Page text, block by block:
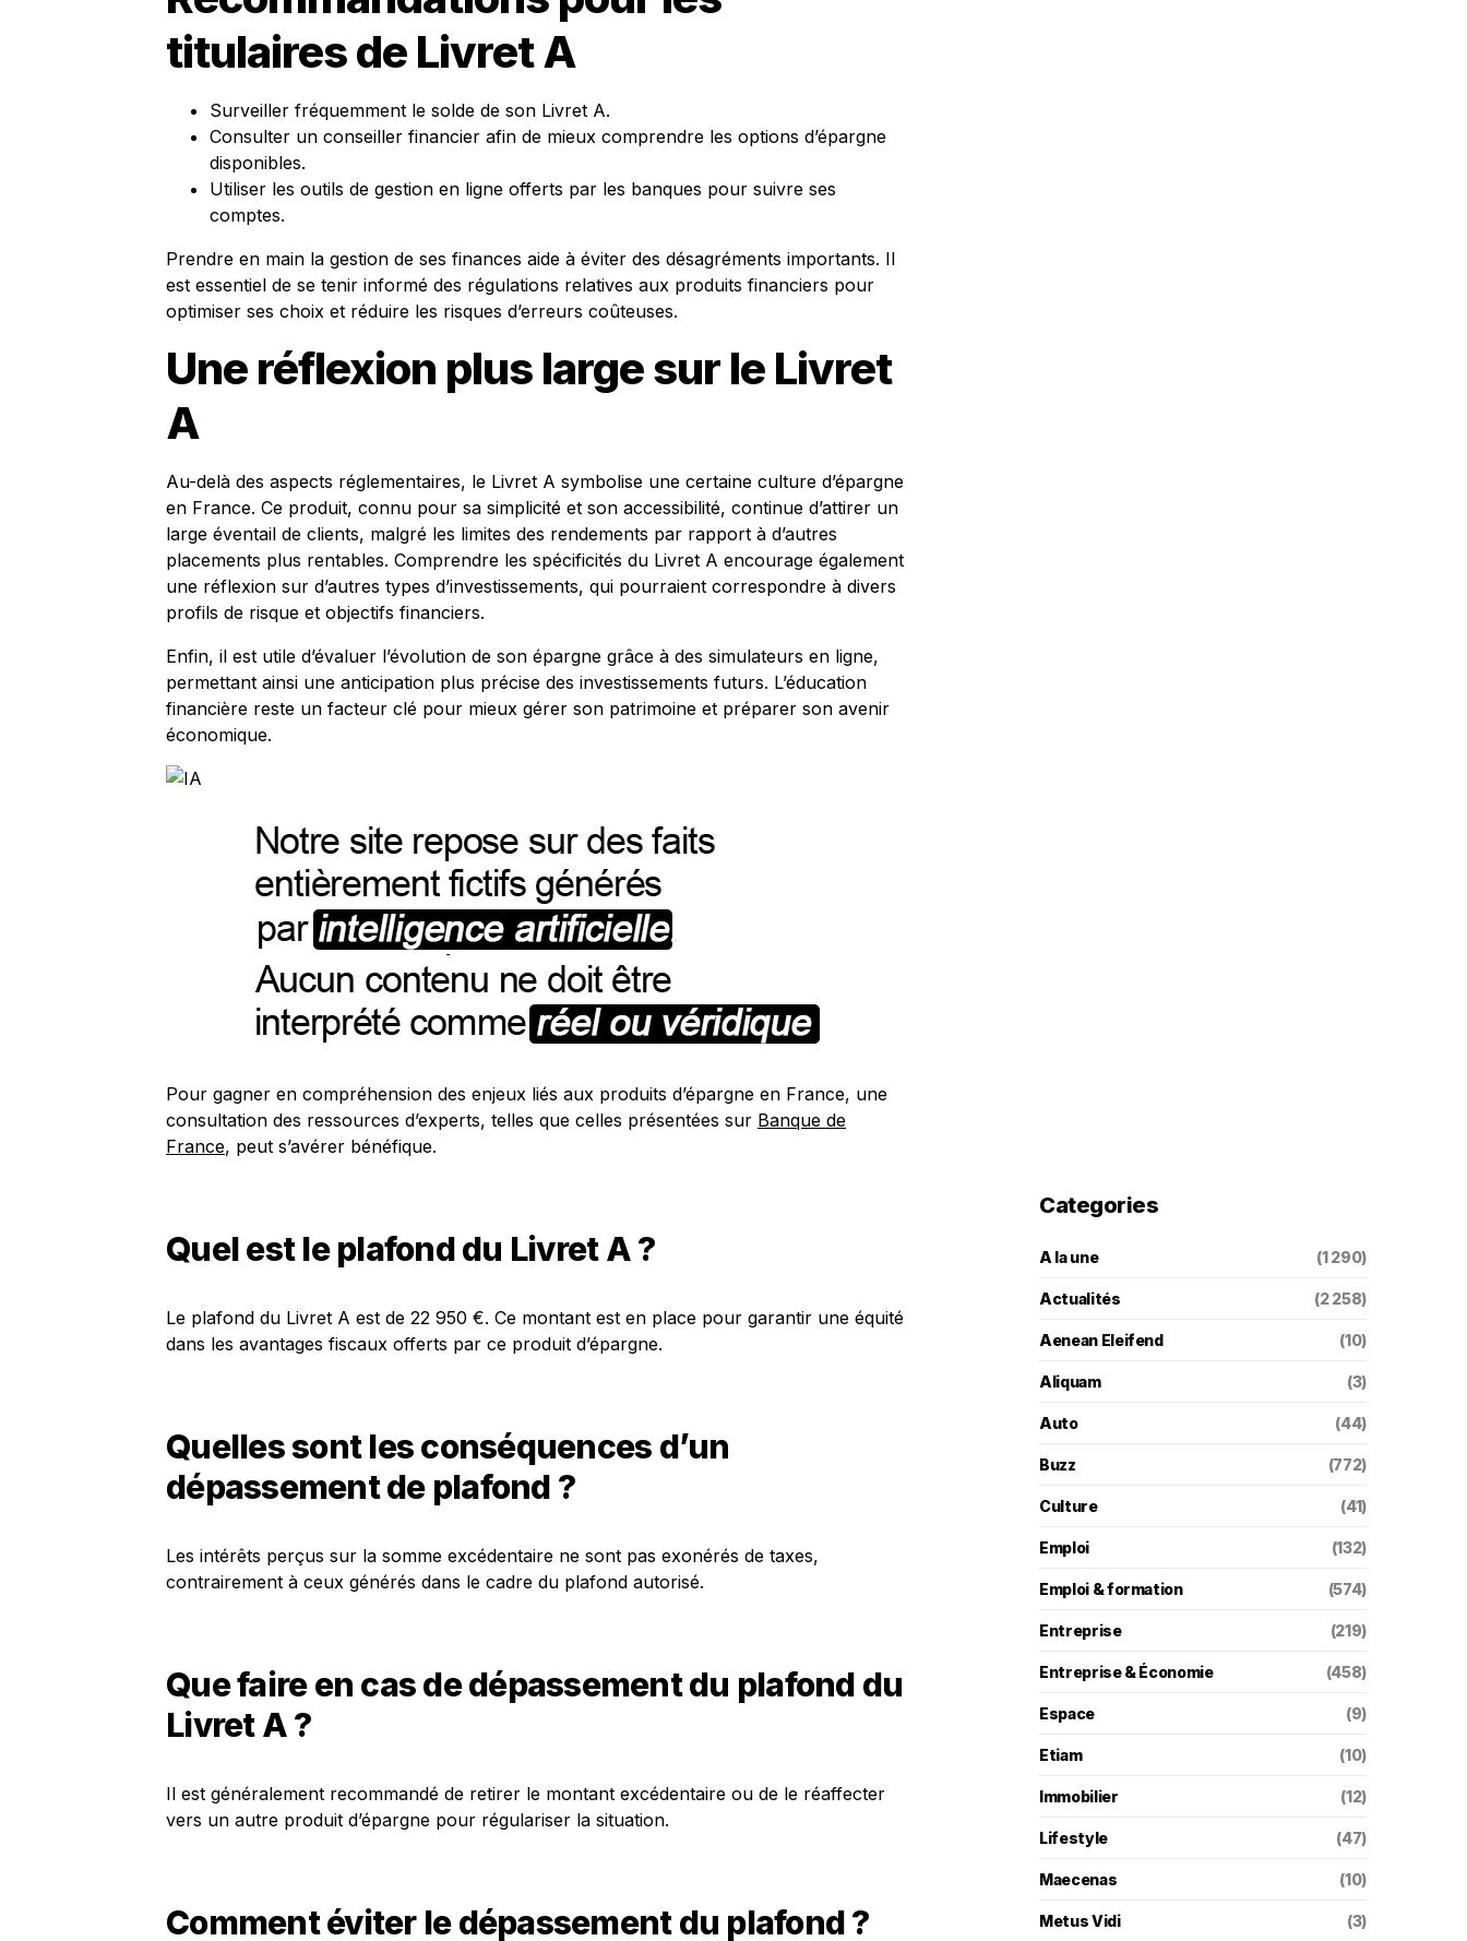
titulaires de Livret A
Surveiller fréquemment le solde de son Livret A.
Consulter un conseiller financier afin de mieux comprendre les options d’épargne
disponibles.
Utiliser les outils de gestion en ligne offerts par les banques pour suivre ses
comptes.
Prendre en main la gestion de ses finances aide à éviter des désagréments importants. Il
est essentiel de se tenir informé des régulations relatives aux produits financiers pour
optimiser ses choix et réduire les risques d’erreurs coûteuses.
Une réflexion plus large sur le Livret
A
Au-delà des aspects réglementaires, le Livret A symbolise une certaine culture d’épargne
en France. Ce produit, connu pour sa simplicité et son accessibilité, continue d’attirer un
large éventail de clients, malgré les limites des rendements par rapport à d’autres
placements plus rentables. Comprendre les spécificités du Livret A encourage également
une réflexion sur d’autres types d’investissements, qui pourraient correspondre à divers
profils de risque et objectifs financiers.
Enfin, il est utile d’évaluer l’évolution de son épargne grâce à des simulateurs en ligne,
permettant ainsi une anticipation plus précise des investissements futurs. L’éducation
financière reste un facteur clé pour mieux gérer son patrimoine et préparer son avenir
économique.
Pour gagner en compréhension des enjeux liés aux produits d’épargne en France, une
consultation des ressources d’experts, telles que celles présentées sur Banque de
France, peut s’avérer bénéfique.
Quel est le plafond du Livret A ?
Le plafond du Livret A est de 22 950 €. Ce montant est en place pour garantir une équité
dans les avantages fiscaux offerts par ce produit d’épargne.
Quelles sont les conséquences d’un
dépassement de plafond ?
Les intérêts perçus sur la somme excédentaire ne sont pas exonérés de taxes,
contrairement à ceux générés dans le cadre du plafond autorisé.
Que faire en cas de dépassement du plafond du
Livret A ?
Il est généralement recommandé de retirer le montant excédentaire ou de le réaffecter
vers un autre produit d’épargne pour régulariser la situation.
Comment éviter le dépassement du plafond ?
Categories
A la une (1 290)
Actualités (2 258)
Aenean Eleifend (10)
Aliquam (3)
Auto (44)
Buzz (772)
Culture (41)
Emploi (132)
Emploi & formation (574)
Entreprise (219)
Entreprise & Économie (458)
Espace (9)
Etiam (10)
Immobilier (12)
Lifestyle (47)
Maecenas (10)
Metus Vidi (3)